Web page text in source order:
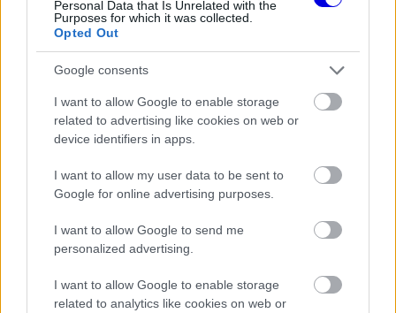
Personal Data that Is Unrelated with the
Purposes for which it was collected.
Opted Out
Google consents
I want to allow Google to enable storage
related to advertising like cookies on web or
device identifiers in apps.
I want to allow my user data to be sent to
Google for online advertising purposes.
I want to allow Google to send me
personalized advertising.
I want to allow Google to enable storage
related to analytics like cookies on web or
Kockázatos ötlettel villant a
Ferrari, hamarosan mindenki ezt
Hill a BBC Radio 5 Live közvetítésében nem
kertelt. „Annyi pszichológiai játszmát játszol,
amennyit akarsz, de a lényeg az, hogy
gyorsabbnak kell lennöd” – mondta, amikor
Antonelli a szombati utolsó szabadedzésen is az
élen zárt.
„Jelenleg Kimi semmi jelét nem mutatja annak,